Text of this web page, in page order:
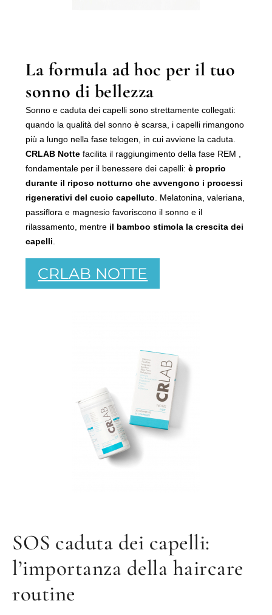
La formula ad hoc per il tuo
sonno di bellezza
Sonno e caduta dei capelli sono strettamente collegati:
quando la qualità del sonno è scarsa, i capelli rimangono
più a lungo nella fase telogen, in cui avviene la caduta.
CRLAB Notte facilita il raggiungimento della fase REM ,
fondamentale per il benessere dei capelli:è proprio
durante il riposo notturno che avvengono i processi
rigenerativi del cuoio capelluto . Melatonina, valeriana,
passiflora e magnesio favoriscono il sonno e il
rilassamento, mentre il bamboo stimola la crescita dei
capelli
CRLAB NOTTE
SOS caduta dei capelli:
l’importanza della haircare
routine